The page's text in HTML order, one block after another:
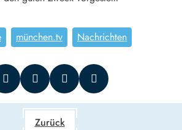
münchen.tv Nachrichten
Zurück